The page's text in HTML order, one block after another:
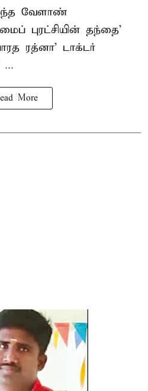
வேளாண்
புரட்சியின் தந்தை’
ரத்னா’ டாக்டர்
...
More